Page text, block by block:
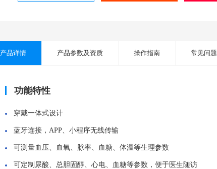
产品详情 产品参数及资质 操作指南 常见问题
功能特性
穿戴一体式设计
蓝牙连接，APP、小程序无线传输
可测量血压、血氧、脉率、血糖、体温等生理参数
可定制尿酸、总胆固醇、心电、血糖等参数，便于医生随访